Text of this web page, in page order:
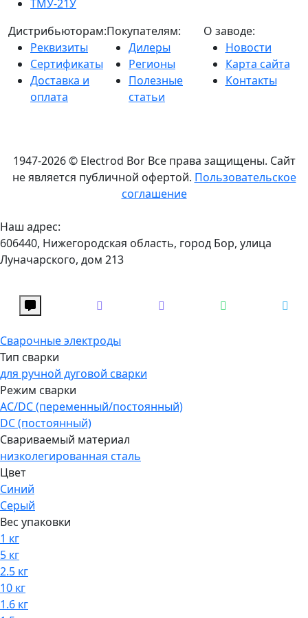
ТМУ-21У
Дистрибьюторам:
Реквизиты
Сертификаты
Доставка и
оплата
Покупателям:
Дилеры
Регионы
Полезные
статьи
О заводе:
Новости
Карта сайта
Контакты
1947-2026 © Electrod Bor Все права защищены. Сайт
не является публичной офертой. Пользовательское
соглашение
Наш адрес:
606440, Нижегородская область, город Бор, улица
Луначарского, дом 213
Сварочные электроды
Тип сварки
для ручной дуговой сварки
Режим сварки
AC/DC (переменный/постоянный)
DC (постоянный)
Свариваемый материал
низколегированная сталь
Цвет
Синий
Серый
Вес упаковки
1 кг
5 кг
2.5 кг
10 кг
1.6 кг